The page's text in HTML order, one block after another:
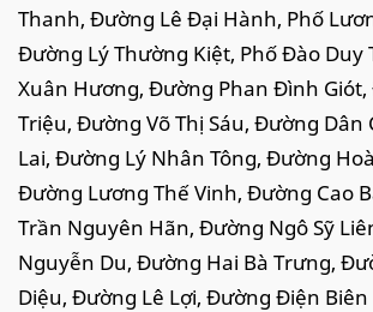
Thanh, Đường Lê Đại Hành, Phố
Đường Lý Thường Kiệt, Phố Đào Duy
Xuân Hương, Đường Phan Đình
Triệu, Đường Võ Thị Sáu, Đường Dân
Lai, Đường Lý Nhân Tông, Đường
Đường Lương Thế Vinh, Đường Cao
Trần Nguyên Hãn, Đường Ngô Sỹ
Nguyễn Du, Đường Hai Bà Trưng,
Diệu, Đường Lê Lợi, Đường Điện